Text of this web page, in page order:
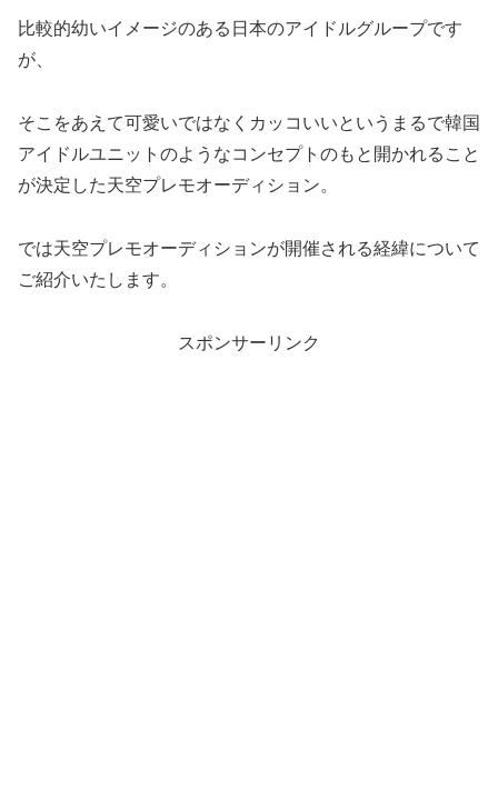
比較的幼いイメージのある日本のアイドルグループです
が、
そこをあえて可愛いではなくカッコいいというまるで韓国
アイドルユニットのようなコンセプトのもと開かれること
が決定した天空プレモオーディション。
では天空プレモオーディションが開催される経緯について
ご紹介いたします。
スポンサーリンク